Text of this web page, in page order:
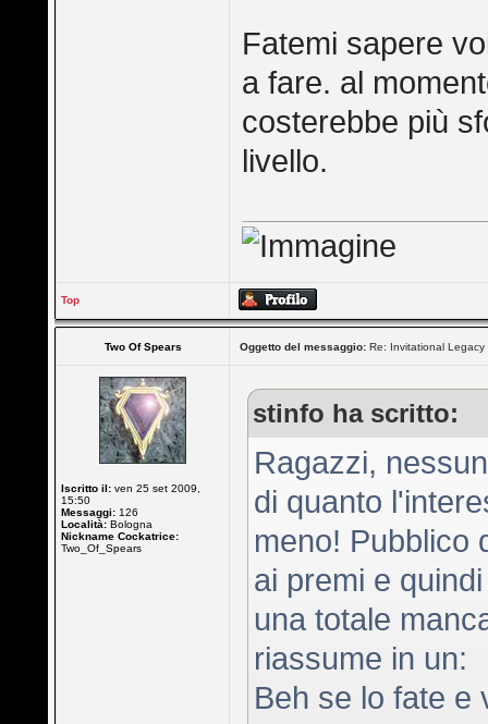
Fatemi sapere
a fare. al
costerebbe più
livello.
Top
Two Of Spears Oggetto del messaggio: Re: Invitational
Iscritto il: ven 25 set 2009,
15:50
Messaggi: 126
Località: Bologna
Nickname Cockatrice:
Two_Of_Spears
stinfo ha scritto:
Ragazzi,
di quanto
meno! Pubblico
ai premi e
una totale
riassume in un:
Beh se lo fate e